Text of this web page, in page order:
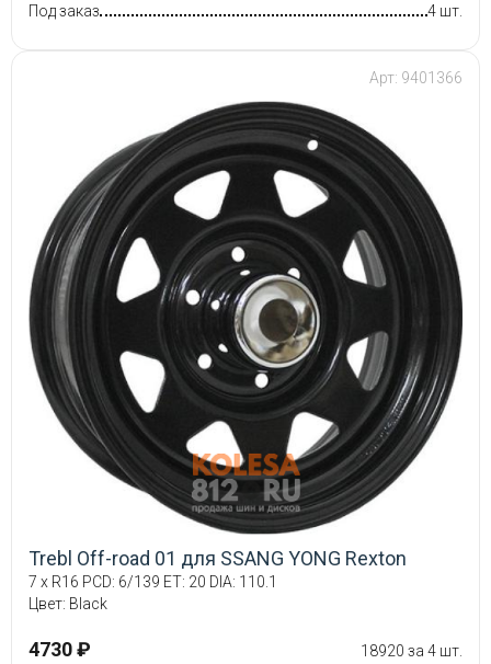
Под заказ
4 шт.
Арт: 9401366
Trebl Off-road 01 для SSANG YONG Rexton
7 x R16 PCD: 6/139 ET: 20 DIA: 110.1
Цвет: Black
4730 ₽ 18920 за 4 шт.